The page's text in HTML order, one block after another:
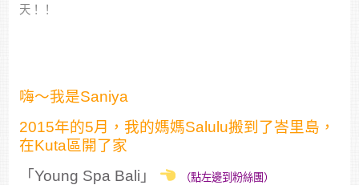
天！！
嗨～我是Saniya
2015年的5月，我的媽媽Salulu搬到了峇里島，
在Kuta區開了家
「Young Spa Bali」
（點左邊到粉絲團）